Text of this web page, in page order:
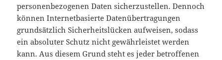
personenbezogenen Daten sicherzustellen. Dennoch
können Internetbasierte Datenübertragungen
grundsätzlich Sicherheitslücken aufweisen, sodass
ein absoluter Schutz nicht gewährleistet werden
kann. Aus diesem Grund steht es jeder betroffenen